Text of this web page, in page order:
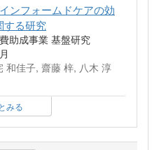
ンフォームドケアの効
する研究
助成事業 基盤研究
和佳子, 齋藤 梓, 八木 淳
みる